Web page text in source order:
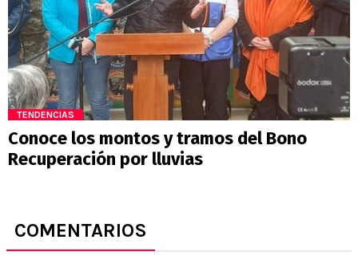
TENDENCIAS
Conoce los montos y tramos del Bono
Recuperación por lluvias
COMENTARIOS